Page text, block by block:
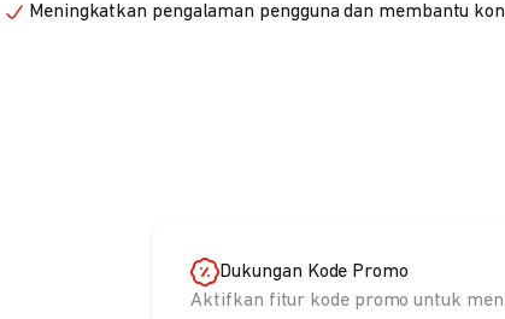
Meningkatkan pengalaman pengguna dan membantu
Dukungan Kode Promo
Aktifkan fitur kode promo untuk